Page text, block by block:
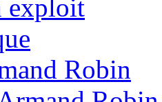
exploit
Robin